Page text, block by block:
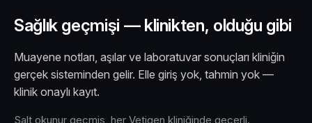
Sağlık geçmişi — klinikten, olduğu gibi
Muayene notları, aşılar ve laboratuvar sonuçları kliniğin
gerçek sisteminden gelir. Elle giriş yok, tahmin yok —
klinik onaylı kayıt.
Salt okunur geçmiş, her Vetigen kliniğinde geçerli.